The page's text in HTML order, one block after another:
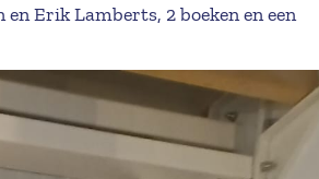
Erik Lamberts, 2 boeken en een